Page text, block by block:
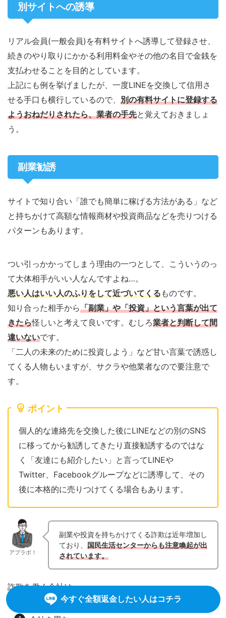
別サイトへの誘導
リアル会員(一般会員)を有料サイトへ誘導して登録させ、
続きのやり取りにかかる利用料金やその他の名目で金銭を
支払わせることを目的としています。
上記にも例を挙げましたが、一度LINEを交換して信用さ
せる手口も横行しているので、 別の有料サイトに登録する
ようおねだりされたら、業者の手先と覚えておきましょ
う。
副業勧誘
サイトで知り合い「誰でも簡単に稼げる方法がある」など
と持ちかけて高額な情報商材や投資商品などを売りつける
パターンもあります。
つい引っかかってしまう理由の一つとして、こういうのっ
て大体相手がいい人なんですよね…。
悪い人はいい人のふりをして近づいてくるものです。
知り合った相手から「副業」や「投資」という言葉が出て
きたら怪しいと考えて良いです。むしろ業者と判断して間
違いないです。
「二人の未来のために投資しよう」など甘い言葉で誘惑し
てくる人物もいますが、サクラや他業者なので要注意で
す。
ポイント
個人的な連絡先を交換した後にLINEなどの別のSNS
に移ってから勧誘してきたり直接勧誘するのではな
く「友達にも紹介したい」と言ってLINEや
Twitter、Facebookグループなどに誘導して、その
後に本格的に売りつけてくる場合もあります。
アプラボ！
副業や投資を持ちかけてくる詐欺は近年増加し
ており、 国民生活センターからも注意喚起が出
されています。
詐欺を働く会社は
今すぐ全額返金したい人はコチラ